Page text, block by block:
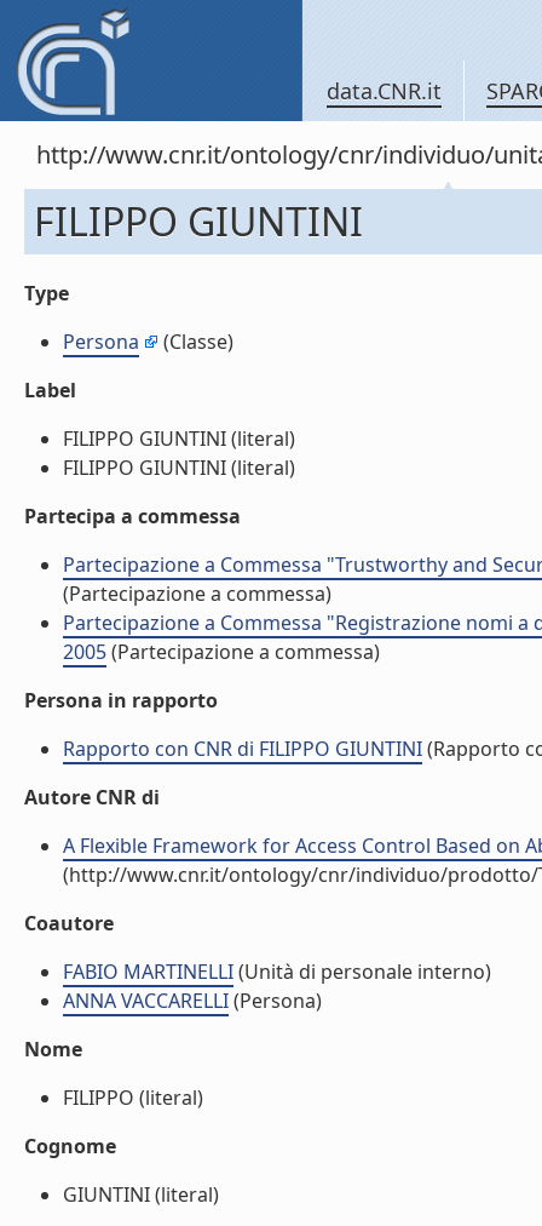
data.CNR.it
http://www.cnr.it/ontology/cnr/individuo/
FILIPPO GIUNTINI
Type
Persona
(Classe)
Label
FILIPPO GIUNTINI (literal)
FILIPPO GIUNTINI (literal)
Partecipa a commessa
Partecipazione a Commessa "Trustworthy and
(Partecipazione a commessa)
Partecipazione a Commessa "Registrazione nomi a
2005(Partecipazione a commessa)
Persona in rapporto
Rapporto con CNR di FILIPPO GIUNTINI(Rapporto
Autore CNR di
A Flexible Framework for Access Control Based
(http://www.cnr.it/ontology/cnr/individuo/prodotto/
Coautore
FABIO MARTINELLI(Unità di personale interno)
ANNA VACCARELLI(Persona)
Nome
FILIPPO (literal)
Cognome
GIUNTINI (literal)